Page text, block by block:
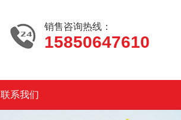
销售咨询热线：
15850647610
联系我们